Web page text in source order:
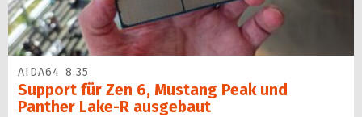
AIDA64 8.35
Support für Zen 6, Mustang Peak und
Panther Lake-R ausgebaut